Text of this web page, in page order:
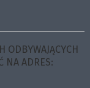
ODBYWAJĄCYCH
NA ADRES: